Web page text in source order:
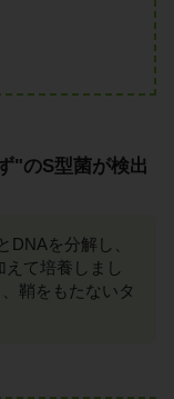
"のS型菌が検出
DNAを分解し、
えて培養しまし
鞘をもたないタ